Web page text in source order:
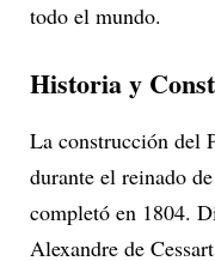
todo el mundo.
Historia y
La construcción del
durante el reinado
completó en 1804.
Alexandre de